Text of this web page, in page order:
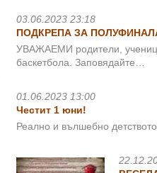
03.06.2023 23:18
ПОДКРЕПА ЗА
УВАЖАЕМИ родители,
баскетбола. Заповядайте…
01.06.2023 13:00
Честит 1 юни!
Реално и вълшебно